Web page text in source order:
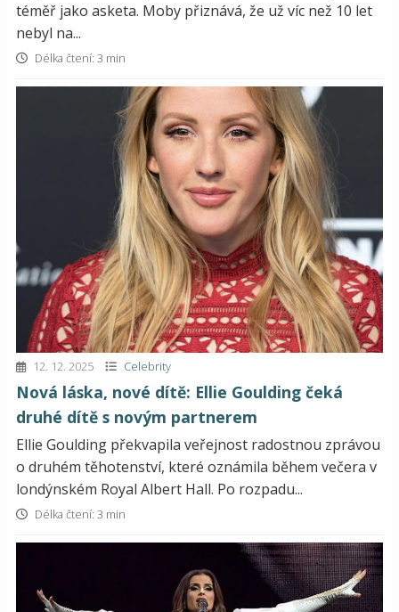
téměř jako asketa. Moby přiznává, že už víc než 10 let
nebyl na...
Délka čtení: 3 min
12. 12. 2025 Celebrity
Nová láska, nové dítě: Ellie Goulding čeká
druhé dítě s novým partnerem
Ellie Goulding překvapila veřejnost radostnou zprávou
o druhém těhotenství, které oznámila během večera v
londýnském Royal Albert Hall. Po rozpadu...
Délka čtení: 3 min